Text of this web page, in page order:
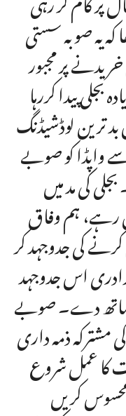
کہ یہ صوبہ سستی
پر مجبور
پیدا کررہا
ترین لوڈشیڈنگ
کو صوبے
کی مد میں
ہم وفاق
کی جدوجہد کر
اس جدوجہد
ساتھ دے۔ صوبے
ذمہ داری
کا عمل شروع
کریں